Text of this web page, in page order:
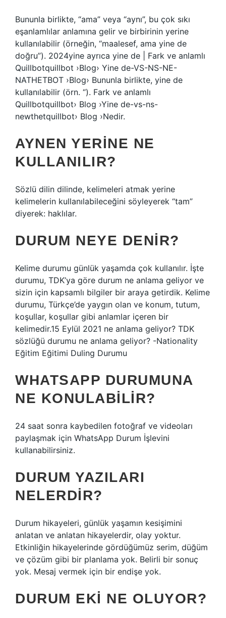
Bununla birlikte, “ama” veya “aynı”, bu çok sıkı
eşanlamlılar anlamına gelir ve birbirinin yerine
kullanılabilir (örneğin, “maalesef, ama yine de
doğru”). 2024yine ayrıca yine de | Fark ve anlamlı
Quillbotquillbot ›Blog› Yine de-VS-NS-NE-
NATHETBOT ›Blog› Bununla birlikte, yine de
kullanılabilir (örn. “). Fark ve anlamlı
Quillbotquillbot› Blog ›Yine de-vs-ns-
newthetquillbot› Blog ›Nedir.
AYNEN YERINE NE
KULLANILIR?
Sözlü dilin dilinde, kelimeleri atmak yerine
kelimelerin kullanılabileceğini söyleyerek “tam”
diyerek: haklılar.
DURUM NEYE DENIR?
Kelime durumu günlük yaşamda çok kullanılır. İşte
durumu, TDK’ya göre durum ne anlama geliyor ve
sizin için kapsamlı bilgiler bir araya getirdik. Kelime
durumu, Türkçe’de yaygın olan ve konum, tutum,
koşullar, koşullar gibi anlamlar içeren bir
kelimedir.15 Eylül 2021 ne anlama geliyor? TDK
sözlüğü durumu ne anlama geliyor? -Nationality
Eğitim Eğitimi Duling Durumu
WHATSAPP DURUMUNA
NE KONULABILIR?
24 saat sonra kaybedilen fotoğraf ve videoları
paylaşmak için WhatsApp Durum İşlevini
kullanabilirsiniz.
DURUM YAZILARI
NELERDIR?
Durum hikayeleri, günlük yaşamın kesişimini
anlatan ve anlatan hikayelerdir, olay yoktur.
Etkinliğin hikayelerinde gördüğümüz serim, düğüm
ve çözüm gibi bir planlama yok. Belirli bir sonuç
yok. Mesaj vermek için bir endişe yok.
DURUM EKI NE OLUYOR?